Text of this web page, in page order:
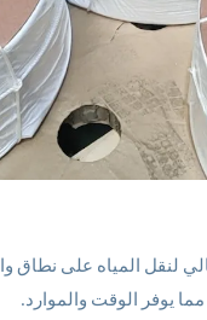
خرطوم مسطح مقاس 6 بوصات مثالي
يوفر الوقت والموارد.